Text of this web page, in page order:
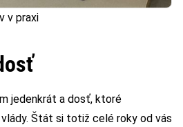
v praxi
jedenkrát a dosť, ktoré
vlády. Štát si totiž celé roky od vás